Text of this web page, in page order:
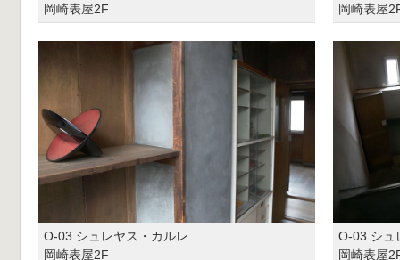
岡崎表屋2F
岡崎表屋
O-03 シュレヤス・カルレ
岡崎表屋2F
O-03 シュ
岡崎表屋